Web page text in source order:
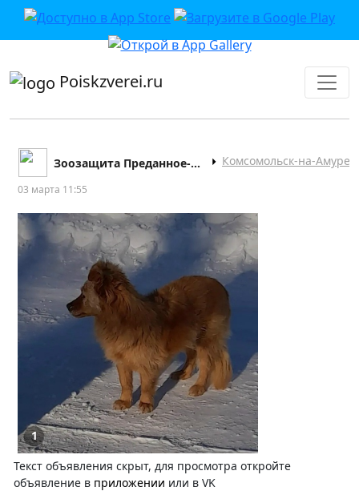
приложении или в VK">
Poiskzverei.ru
Зоозащита Преданное-Сердце Комсомольск-на-Амуре
03 марта 11:55
1
Текст объявления скрыт, для просмотра откройте
объявление в приложении или в VK